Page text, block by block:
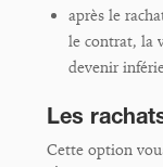
après le
le contrat, la
devenir
Les
Cette option